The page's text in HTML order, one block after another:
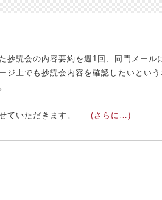
抄読会の内容要約を週1回、同門メール
ジ上でも抄読会内容を確認したいとい
ていただきます。 (さらに…)